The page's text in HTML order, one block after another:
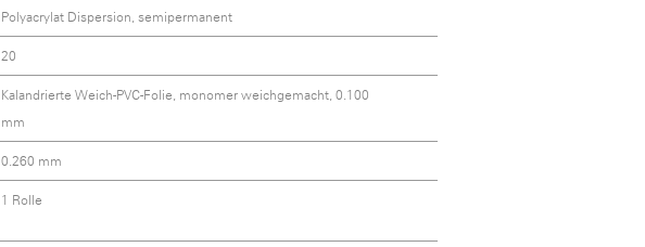
Polyacrylat Dispersion, semipermanent
20
Kalandrierte Weich-PVC-Folie, monomer weichgemacht, 0.100
mm
0.260 mm
1 Rolle